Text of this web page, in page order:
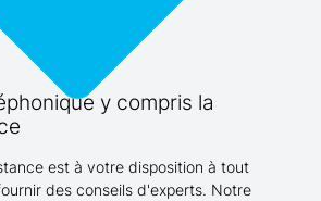
y compris la
est à votre disposition à tout
des conseils d'experts. Notre